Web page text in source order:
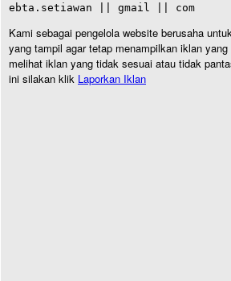
ebta.setiawan || gmail || com
Kami sebagai pengelola website berusaha
yang tampil agar tetap menampilkan iklan
melihat iklan yang tidak sesuai atau tidak
ini silakan klik Laporkan Iklan